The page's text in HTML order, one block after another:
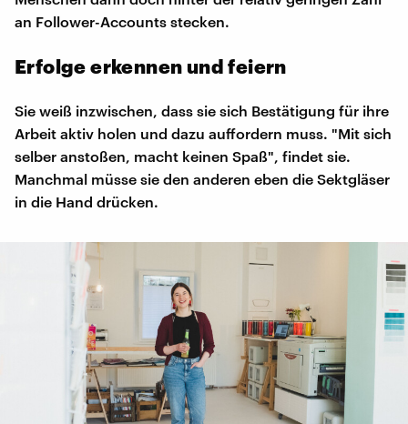
an Follower-Accounts stecken.
Erfolge erkennen und feiern
Sie weiß inzwischen, dass sie sich Bestätigung für ihre
Arbeit aktiv holen und dazu auffordern muss. "Mit sich
selber anstoßen, macht keinen Spaß", findet sie.
Manchmal müsse sie den anderen eben die Sektgläser
in die Hand drücken.